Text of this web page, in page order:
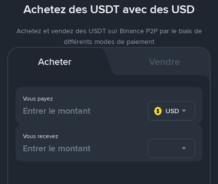
Achetez des USDT avec des USD
Achetez et vendez des USDT sur Binance P2P par le biais de
différents modes de paiement
Acheter Vendre
Vous payez
USD
Vous recevez